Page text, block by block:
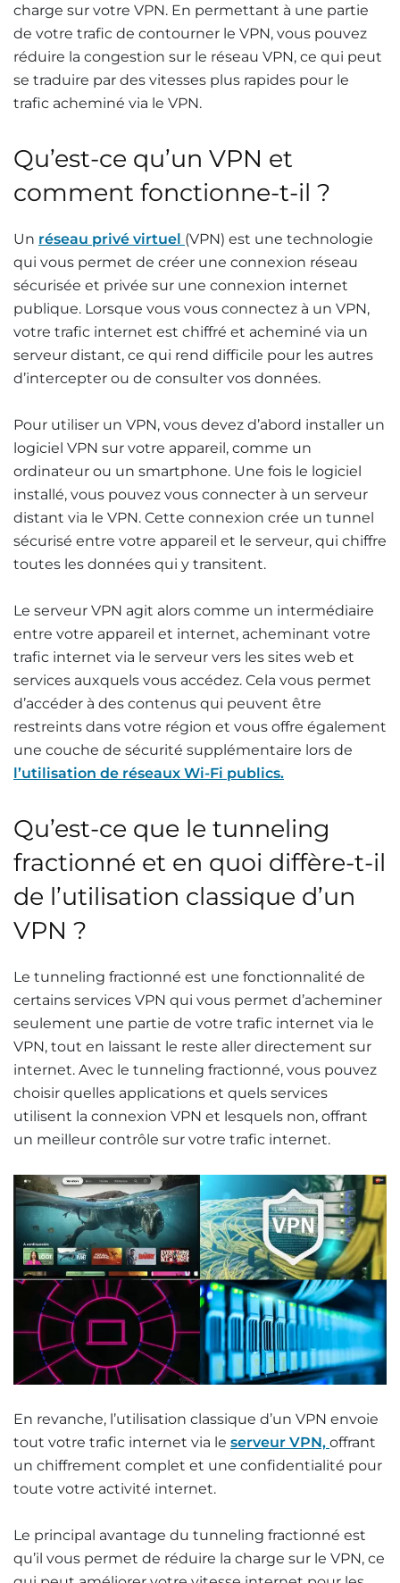
charge sur votre VPN. En permettant à une partie
de votre trafic de contourner le VPN, vous pouvez
réduire la congestion sur le réseau VPN, ce qui peut
se traduire par des vitesses plus rapides pour le
trafic acheminé via le VPN.
Qu’est-ce qu’un VPN et
comment fonctionne-t-il ?
Un réseau privé virtuel (VPN) est une technologie
qui vous permet de créer une connexion réseau
sécurisée et privée sur une connexion internet
publique. Lorsque vous vous connectez à un VPN,
votre trafic internet est chiffré et acheminé via un
serveur distant, ce qui rend difficile pour les autres
d’intercepter ou de consulter vos données.
Pour utiliser un VPN, vous devez d’abord installer un
logiciel VPN sur votre appareil, comme un
ordinateur ou un smartphone. Une fois le logiciel
installé, vous pouvez vous connecter à un serveur
distant via le VPN. Cette connexion crée un tunnel
sécurisé entre votre appareil et le serveur, qui chiffre
toutes les données qui y transitent.
Le serveur VPN agit alors comme un intermédiaire
entre votre appareil et internet, acheminant votre
trafic internet via le serveur vers les sites web et
services auxquels vous accédez. Cela vous permet
d’accéder à des contenus qui peuvent être
restreints dans votre région et vous offre également
une couche de sécurité supplémentaire lors de
l’utilisation de réseaux Wi-Fi publics.
Qu’est-ce que le tunneling
fractionné et en quoi diffère-t-il
de l’utilisation classique d’un
VPN ?
Le tunneling fractionné est une fonctionnalité de
certains services VPN qui vous permet d’acheminer
seulement une partie de votre trafic internet via le
VPN, tout en laissant le reste aller directement sur
internet. Avec le tunneling fractionné, vous pouvez
choisir quelles applications et quels services
utilisent la connexion VPN et lesquels non, offrant
un meilleur contrôle sur votre trafic internet.
En revanche, l’utilisation classique d’un VPN envoie
tout votre trafic internet via le serveur VPN, offrant
un chiffrement complet et une confidentialité pour
toute votre activité internet.
Le principal avantage du tunneling fractionné est
qu’il vous permet de réduire la charge sur le VPN, ce